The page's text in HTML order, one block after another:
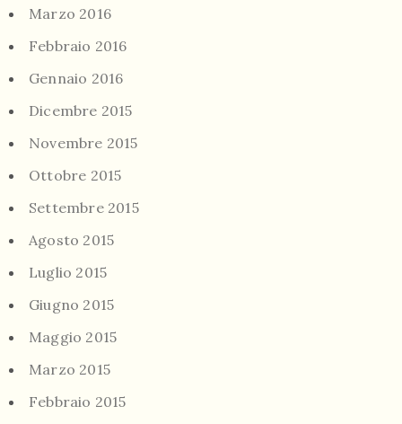
Marzo 2016
Febbraio 2016
Gennaio 2016
Dicembre 2015
Novembre 2015
Ottobre 2015
Settembre 2015
Agosto 2015
Luglio 2015
Giugno 2015
Maggio 2015
Marzo 2015
Febbraio 2015